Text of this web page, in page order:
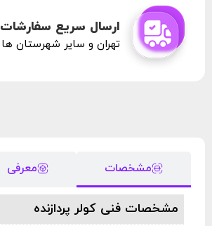
ارسال سریع سفارشات
تهران و سایر شهرستان ها
مشخصات معرفی
مشخصات فنی کولر پردازنده